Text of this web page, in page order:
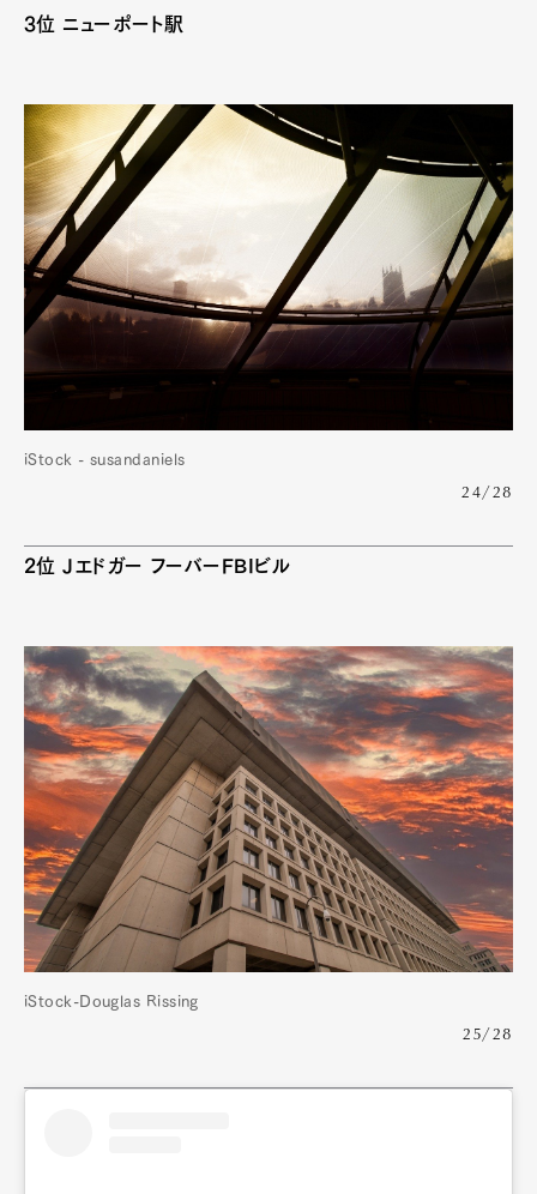
3位 ニューポート駅
iStock - susandaniels
24/28
2位 Jエドガー フーバーFBIビル
iStock-Douglas Rissing
25/28